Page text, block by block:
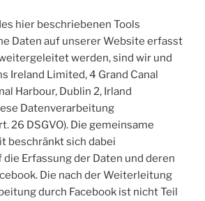
hier beschriebenen Tools
Daten auf unserer Website erfasst
werden, sind wir und
Ireland Limited, 4 Grand Canal
Harbour, Dublin 2, Irland
Datenverarbeitung
26 DSGVO). Die gemeinsame
beschränkt sich dabei
Erfassung der Daten und deren
Die nach der Weiterleitung
durch Facebook ist nicht Teil